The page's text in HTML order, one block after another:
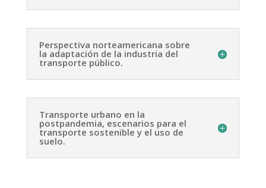
Perspectiva norteamericana sobre
la adaptación de la industria del
transporte público.
Transporte urbano en la
postpandemia, escenarios para el
transporte sostenible y el uso de
suelo.